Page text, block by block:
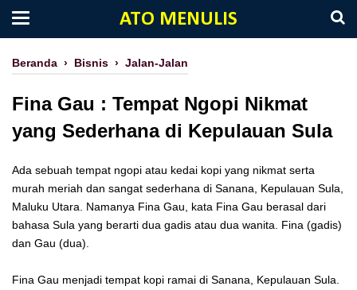
ATO MENULIS
Beranda › Bisnis › Jalan-Jalan
Fina Gau : Tempat Ngopi Nikmat
yang Sederhana di Kepulauan Sula
Ada sebuah tempat ngopi atau kedai kopi yang nikmat serta
murah meriah dan sangat sederhana di Sanana, Kepulauan Sula,
Maluku Utara. Namanya Fina Gau, kata Fina Gau berasal dari
bahasa Sula yang berarti dua gadis atau dua wanita. Fina (gadis)
dan Gau (dua).
Fina Gau menjadi tempat kopi ramai di Sanana, Kepulauan Sula.